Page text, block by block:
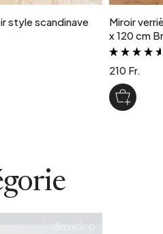
style scandinave
Miroir
x 120 cm
210 Fr.